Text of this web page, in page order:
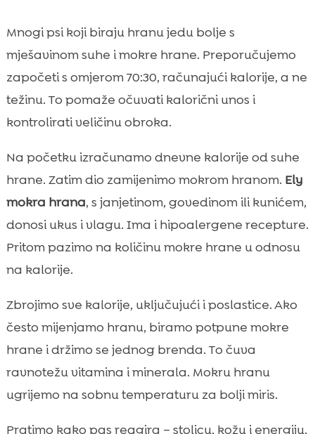
Mnogi psi koji biraju hranu jedu bolje s
mješavinom suhe i mokre hrane. Preporučujemo
započeti s omjerom 70:30, računajući kalorije, a ne
težinu. To pomaže očuvati kalorični unos i
kontrolirati veličinu obroka.
Na početku izračunamo dnevne kalorije od suhe
hrane. Zatim dio zamijenimo mokrom hranom. Ely
mokra hrana, s janjetinom, govedinom ili kunićem,
donosi ukus i vlagu. Ima i hipoalergene recepture.
Pritom pazimo na količinu mokre hrane u odnosu
na kalorije.
Zbrojimo sve kalorije, uključujući i poslastice. Ako
često mijenjamo hranu, biramo potpune mokre
hrane i držimo se jednog brenda. To čuva
ravnotežu vitamina i minerala. Mokru hranu
ugrijemo na sobnu temperaturu za bolji miris.
Pratimo kako pas reagira – stolicu, kožu i energiju.